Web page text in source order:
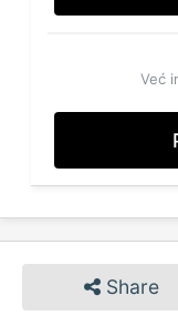
Već
Share